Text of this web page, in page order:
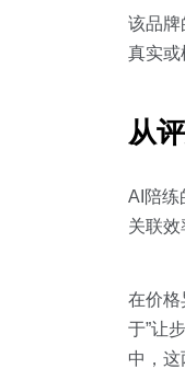
该品牌
真实或
从
AI陪练
关联效
在价格
于”让
中，